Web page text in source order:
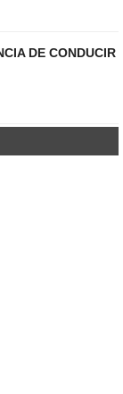
DE CONDUCIR